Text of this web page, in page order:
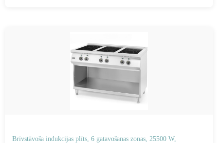
Brīvstāvoša indukcijas plīts, 6 gatavošanas zonas, 25500 W,